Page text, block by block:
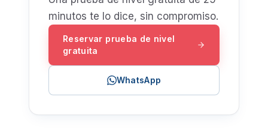
minutos te lo dice, sin compromiso.
Reservar prueba de nivel
gratuita
WhatsApp